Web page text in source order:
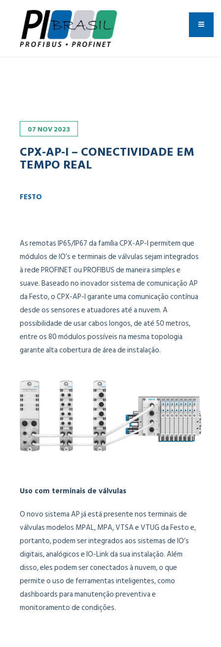
07 NOV2023
CPX-AP-I – CONECTIVIDADE EM
TEMPO REAL
FESTO
As remotas IP65/IP67 da família CPX-AP-I permitem que
módulos de IO’s e terminais de válvulas sejam integrados
à rede PROFINET ou PROFIBUS de maneira simples e
suave. Baseado no inovador sistema de comunicação AP
da Festo, o CPX-AP-I garante uma comunicação contínua
desde os sensores e atuadores até a nuvem. A
possibilidade de usar cabos longos, de até 50 metros,
entre os 80 módulos possíveis na mesma topologia
garante alta cobertura de área de instalação.
Uso com terminais de válvulas
O novo sistema AP já está presente nos terminais de
válvulas modelos MPAL, MPA, VTSA e VTUG da Festo e,
portanto, podem ser integrados aos sistemas de IO’s
digitais, analógicos e IO-Link da sua instalação. Além
disso, eles podem ser conectados à nuvem, o que
permite o uso de ferramentas inteligentes, como
dashboards para manutenção preventiva e
monitoramento de condições.